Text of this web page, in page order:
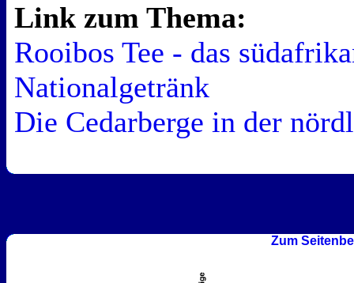
Link zum Thema:
Rooibos Tee - das
Nationalgetränk
Die Cedarberge in der
Zum